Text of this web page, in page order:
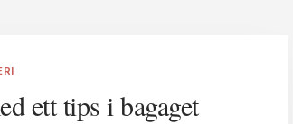
ett tips i bagaget